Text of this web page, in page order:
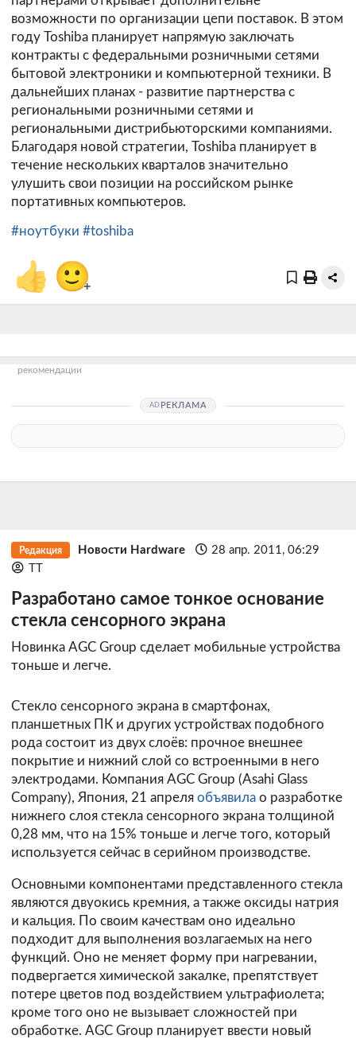
возможности по организации цепи поставок. В этом
году Toshiba планирует напрямую заключать
контракты с федеральными розничными сетями
бытовой электроники и компьютерной техники. В
дальнейших планах - развитие партнерства с
региональными розничными сетями и
региональными дистрибьюторскими компаниями.
Благодаря новой стратегии, Toshiba планирует в
течение нескольких кварталов значительно
улушить свои позиции на российском рынке
портативных компьютеров.
#ноутбуки #toshiba
👍 🙂+
рекомендации
РЕКЛАМА
Редакция Новости Hardware
28 апр. 2011, 06:29
TT
Разработано самое тонкое основание
стекла сенсорного экрана
Новинка AGC Group сделает мобильные устройства
тоньше и легче.
Стекло сенсорного экрана в смартфонах,
планшетных ПК и других устройствах подобного
рода состоит из двух слоёв: прочное внешнее
покрытие и нижний слой со встроенными в него
электродами. Компания AGC Group (Asahi Glass
Company), Япония, 21 апреля объявила о разработке
нижнего слоя стекла сенсорного экрана толщиной
0,28 мм, что на 15% тоньше и легче того, который
используется сейчас в серийном производстве.
Основными компонентами представленного стекла
являются двуокись кремния, а также оксиды натрия
и кальция. По своим качествам оно идеально
подходит для выполнения возлагаемых на него
функций. Оно не меняет форму при нагревании,
подвергается химической закалке, препятствует
потере цветов под воздействием ультрафиолета;
кроме того оно не вызывает сложностей при
обработке. AGC Group планирует ввести новый